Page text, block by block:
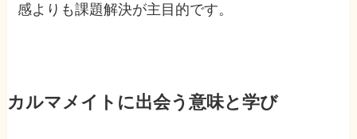
感よりも課題解決が主目的です。
カルマメイトに出会う意味と学び